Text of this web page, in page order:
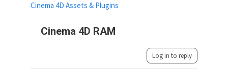
Cinema 4D RAM
Cinema 4D Assets & Plugins
Log in to reply